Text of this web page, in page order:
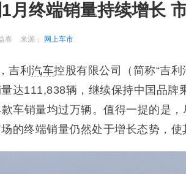
月终端销量持续增长
春 来源： 网上车市
吉利 汽车控股有限公司（简称“吉
达111,838辆，继续保持中国品牌
车销量均过万辆。值得一提的是，
的终端销量仍然处于增长态势，使